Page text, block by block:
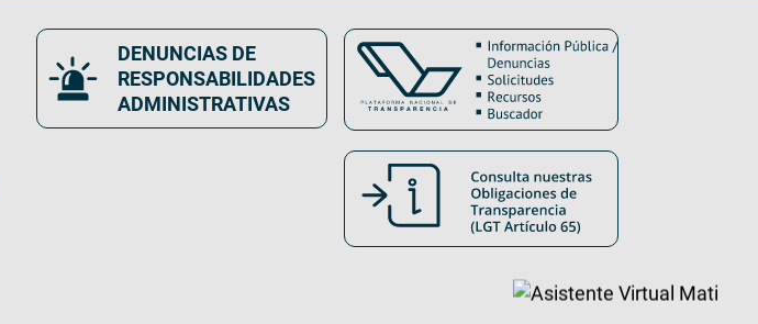
DENUNCIAS DE
RESPONSABILIDADES
ADMINISTRATIVAS